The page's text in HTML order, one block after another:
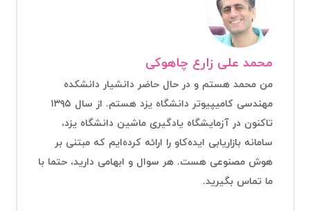
محمد علی زارع چاهوکی
من محمد هستم و در حال حاضر دانشیار دانشکده
مهندسی کامیپیوتر دانشگاه یزد هستم. از سال ۱۳۹۵
تاکنون در آزمایشگاه یادگیری ماشین دانشگاه یزد،
سامانه بازاریابی ایده‌کاو را ارائه کرده‌ایم که مبتنی بر
هوش مصنوعی هست. هر سوال و ابهامی دارید، حتما با
ما تماس بگیرید.